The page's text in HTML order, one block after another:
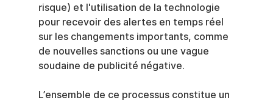
risque) et l'utilisation de la technologie
pour recevoir des alertes en temps réel
sur les changements importants, comme
de nouvelles sanctions ou une vague
soudaine de publicité négative.
L’ensemble de ce processus constitue un